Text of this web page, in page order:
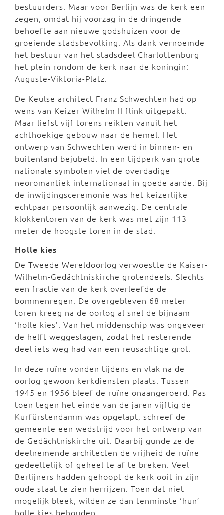
bestuurders. Maar voor Berlijn was de kerk een
zegen, omdat hij voorzag in de dringende
behoefte aan nieuwe godshuizen voor de
groeiende stadsbevolking. Als dank vernoemde
het bestuur van het stadsdeel Charlottenburg
het plein rondom de kerk naar de koningin:
Auguste-Viktoria-Platz.
De Keulse architect Franz Schwechten had op
wens van Keizer Wilhelm II flink uitgepakt.
Maar liefst vijf torens reikten vanuit het
achthoekige gebouw naar de hemel. Het
ontwerp van Schwechten werd in binnen- en
buitenland bejubeld. In een tijdperk van grote
nationale symbolen viel de overdadige
neoromantiek internationaal in goede aarde. Bij
de inwijdingsceremonie was het keizerlijke
echtpaar persoonlijk aanwezig. De centrale
klokkentoren van de kerk was met zijn 113
meter de hoogste toren in de stad.
Holle kies
De Tweede Wereldoorlog verwoestte de Kaiser-
Wilhelm-Gedächtniskirche grotendeels. Slechts
een fractie van de kerk overleefde de
bommenregen. De overgebleven 68 meter
toren kreeg na de oorlog al snel de bijnaam
‘holle kies’. Van het middenschip was ongeveer
de helft weggeslagen, zodat het resterende
deel iets weg had van een reusachtige grot.
In deze ruïne vonden tijdens en vlak na de
oorlog gewoon kerkdiensten plaats. Tussen
1945 en 1956 bleef de ruïne onaangeroerd. Pas
toen tegen het einde van de jaren vijftig de
Kurfürstendamm was opgelapt, schreef de
gemeente een wedstrijd voor het ontwerp van
de Gedächtniskirche uit. Daarbij gunde ze de
deelnemende architecten de vrijheid de ruïne
gedeeltelijk of geheel te af te breken. Veel
Berlijners hadden gehoopt de kerk ooit in zijn
oude staat te zien herrijzen. Toen dat niet
mogelijk bleek, wilden ze dan tenminste ‘hun’
holle kies behouden.